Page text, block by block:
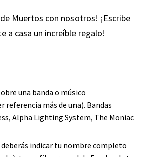
Muertos con nosotros! ¡Escribe
a casa un increíble regalo!
una banda o músico
más de una). Bandas
, Alpha Lighting System, The Moniac
deberás indicar tu nombre completo